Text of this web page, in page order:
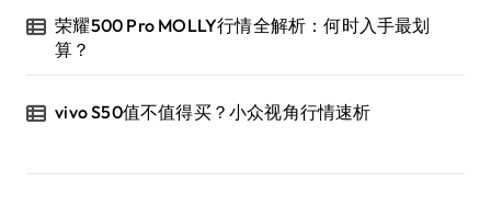
荣耀500 Pro MOLLY行情全解析：何时入手最划
算？
vivo S50值不值得买？小众视角行情速析